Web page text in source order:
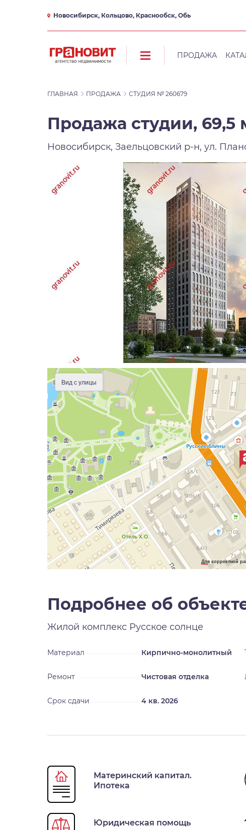
Новосибирск, Кольцово, Краснообск, Обь
ПРОДАЖА
ГЛАВНАЯ ПРОДАЖА СТУДИЯ № 260679
Продажа студии, 69,5
Новосибирск, Заельцовский р-н, ул.
Вид с улицы
Для корректной
Подробнее об
Жилой комплекс Русское солнце
Материал Кирпично-монолитный
Ремонт Чистовая отделка
Срок сдачи 4 кв. 2026
Материнский капитал.
Ипотека
Юридическая помощь